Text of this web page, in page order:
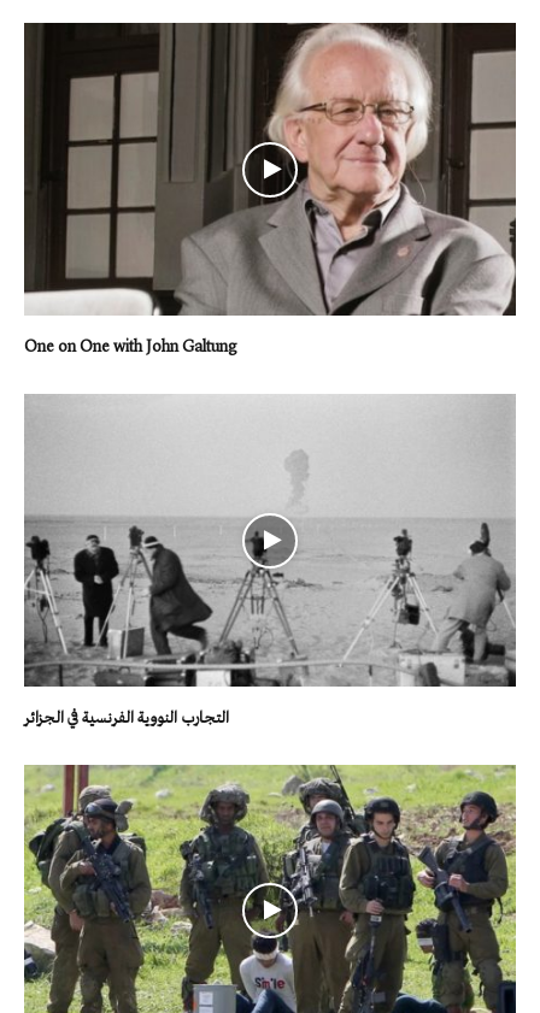
One on One with John Galtung
التجارب النووية الفرنسية في الجزائر